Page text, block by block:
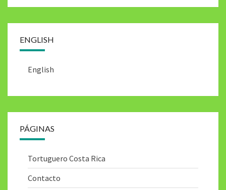
ENGLISH
English
PÁGINAS
Tortuguero Costa Rica
Contacto